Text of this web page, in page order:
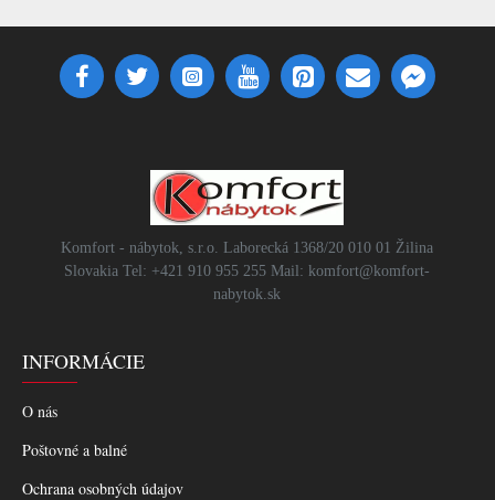
Komfort - nábytok, s.r.o. Laborecká 1368/20 010 01 Žilina
Slovakia Tel: +421 910 955 255 Mail: komfort@komfort-
nabytok.sk
INFORMÁCIE
O nás
Poštovné a balné
Ochrana osobných údajov